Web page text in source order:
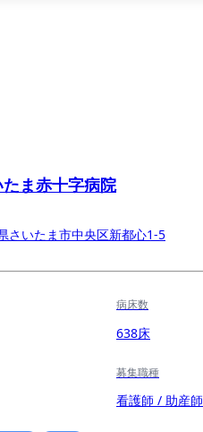
ま赤十字病院
さいたま市中央区新都心1-5
病床数
638床
募集職種
看護師 / 助産師